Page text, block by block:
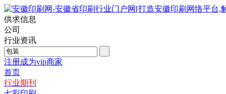
供求信息
公司
行业资讯
注册成为vip商家
首页
行业期刊